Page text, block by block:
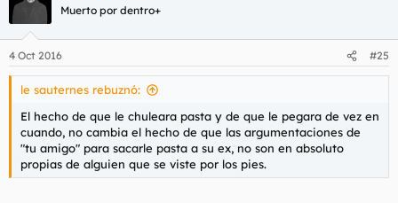
Muerto por dentro+
4 Oct 2016 #25
le sauternes rebuznó:
El hecho de que le chuleara pasta y de que le pegara de vez en
cuando, no cambia el hecho de que las argumentaciones de
"tu amigo" para sacarle pasta a su ex, no son en absoluto
propias de alguien que se viste por los pies.